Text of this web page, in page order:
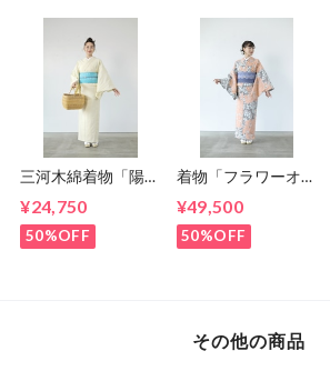
三河木綿着物「陽
9kimono2024
¥24,750
50%OFF
着物「フラワーオン
9kimono2024
¥49,500
50%OFF
その他の商品